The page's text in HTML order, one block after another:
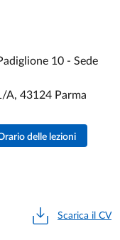
10 - Sede
A, 43124 Parma
delle lezioni
Scarica il CV